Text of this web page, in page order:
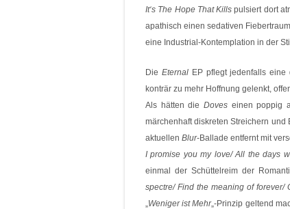
It‘s The Hope That Kills pulsiert dort
apathisch einen sedativen
eine Industrial-Kontemplation in der
Die EternalEP pflegt jedenfalls eine
konträr zu mehr Hoffnung gelenkt,
Als hätten dieDoves einen poppig
märchenhaft diskreten Streichern
aktuellen Blur-Ballade entfernt mit
I promise you my love/ All the days
einmal der Schüttelreim der
spectre/ Find the meaning of forever/
„Weniger ist Mehr„-Prinzip geltend